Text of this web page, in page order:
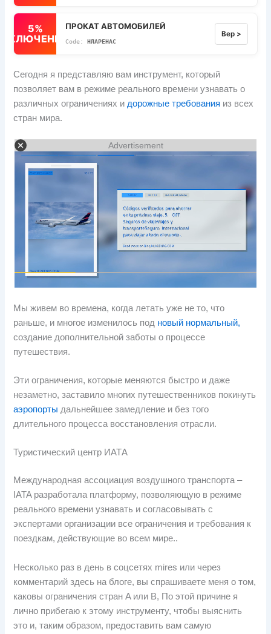
5%
ПРОКАТ АВТОМОБИЛЕЙ
НЛАРЕНАС
Вер >
Сегодня я представляю вам инструмент, который
позволяет вам в режиме реального времени узнавать о
различных ограничениях и дорожные требования из всех
стран мира.
Advertisement
Мы живем во времена, когда летать уже не то, что
раньше, и многое изменилось под новый нормальный,
создание дополнительной заботы о процессе
путешествия.
Эти ограничения, которые меняются быстро и даже
незаметно, заставило многих путешественников покинуть
аэропорты дальнейшее замедление и без того
длительного процесса восстановления отрасли.
Туристический центр ИАТА
Международная ассоциация воздушного транспорта –
IATA разработала платформу, позволяющую в режиме
реального времени узнавать и согласовывать с
экспертами организации все ограничения и требования к
поездкам, действующие во всем мире..
Несколько раз в день в соцсетях mires или через
комментарий здесь на блоге, вы спрашиваете меня о том,
каковы ограничения стран A или B, По этой причине я
лично прибегаю к этому инструменту, чтобы выяснить
это и, таким образом, предоставить вам самую